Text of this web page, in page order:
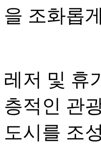
을 조화롭
레저 및 휴
층적인 관
도시를 조